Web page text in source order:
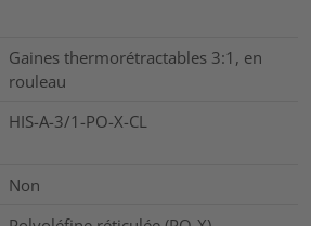
Gaines thermorétractables 3:1, en
rouleau
HIS-A-3/1-PO-X-CL
Non